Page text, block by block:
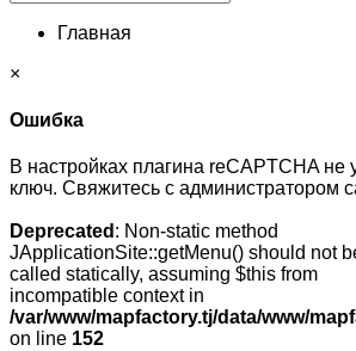
Главная
×
Ошибка
В настройках плагина reCAPTCHA не
ключ. Свяжитесь с администратором
Deprecated : Non-static method
JApplicationSite::getMenu() should not
called statically, assuming $this from
incompatible context in
/var/www/mapfactory.tj/data/www/
on line 152